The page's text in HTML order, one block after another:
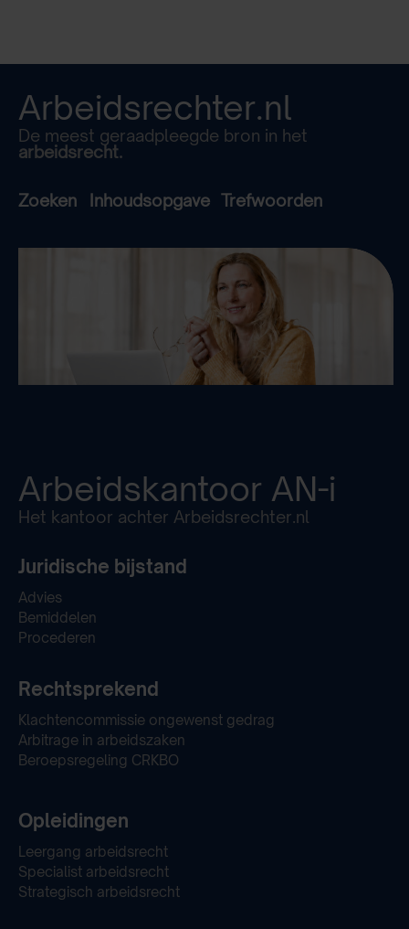
Arbeidsrechter.nl
De meest geraadpleegde bron in het
arbeidsrecht.
Zoeken Inhoudsopgave Trefwoorden
Arbeidskantoor AN-i
Het kantoor achter Arbeidsrechter.nl
Juridische bijstand
Advies
Bemiddelen
Procederen
Rechtsprekend
Klachtencommissie ongewenst gedrag
Arbitrage in arbeidszaken
Beroepsregeling CRKBO
Opleidingen
Leergang arbeidsrecht
Specialist arbeidsrecht
Strategisch arbeidsrecht